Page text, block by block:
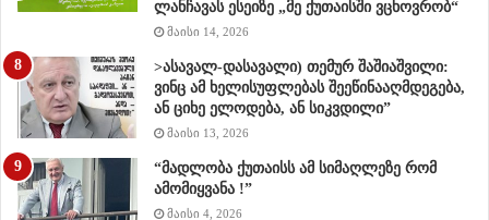
ლანჩავას ესეიზე „მე ქუთაისში ვცხოვრობ“
მაისი 14, 2026
>ასავალ-დასავალი) თემურ შაშიაშვილი:
ვინც ამ ხელისუფლებას შეეწინააღმდეგება,
ან ციხე ელოდება, ან სიკვდილი”
მაისი 13, 2026
“მადლობა ქუთაისს ამ სიმაღლეზე რომ
ამომიყვანა !”
მაისი 4, 2026